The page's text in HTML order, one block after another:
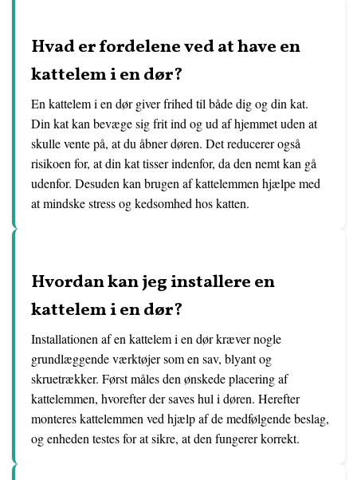
Hvad er fordelene ved at have en
kattelem i en dør?
En kattelem i en dør giver frihed til både dig og din kat.
Din kat kan bevæge sig frit ind og ud af hjemmet uden at
skulle vente på, at du åbner døren. Det reducerer også
risikoen for, at din kat tisser indenfor, da den nemt kan gå
udenfor. Desuden kan brugen af kattelemmen hjælpe med
at mindske stress og kedsomhed hos katten.
Hvordan kan jeg installere en
kattelem i en dør?
Installationen af en kattelem i en dør kræver nogle
grundlæggende værktøjer som en sav, blyant og
skruetrækker. Først måles den ønskede placering af
kattelemmen, hvorefter der saves hul i døren. Herefter
monteres kattelemmen ved hjælp af de medfølgende beslag,
og enheden testes for at sikre, at den fungerer korrekt.